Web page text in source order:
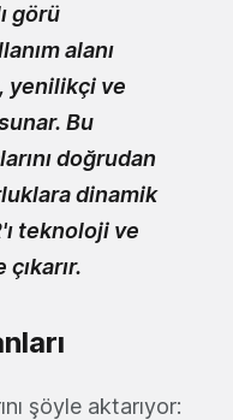
görü
alanı
yenilikçi ve
Bu
doğrudan
dinamik
teknoloji ve
şöyle aktarıyor: